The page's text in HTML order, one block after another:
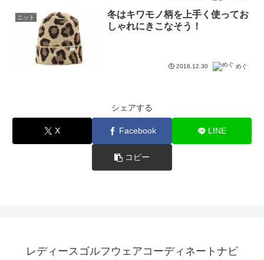
ニット
冬はキワモノ柄を上手く使ってお
しゃれにきこなそう！
2018.12.30 めぐ
シェアする
X Facebook LINE
コピー
レディースゴルフウェアコーディネートナビ